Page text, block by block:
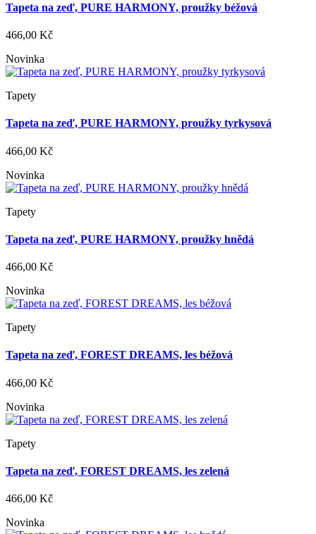
Tapeta na zeď, PURE HARMONY, proužky béžová
466,00 Kč
Novinka
Tapety
Tapeta na zeď, PURE HARMONY, proužky tyrkysová
466,00 Kč
Novinka
Tapety
Tapeta na zeď, PURE HARMONY, proužky hnědá
466,00 Kč
Novinka
Tapety
Tapeta na zeď, FOREST DREAMS, les béžová
466,00 Kč
Novinka
Tapety
Tapeta na zeď, FOREST DREAMS, les zelená
466,00 Kč
Novinka